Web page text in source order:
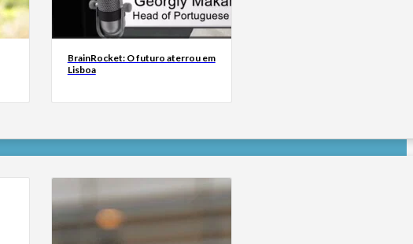
BrainRocket: O futuro aterrou em
Lisboa